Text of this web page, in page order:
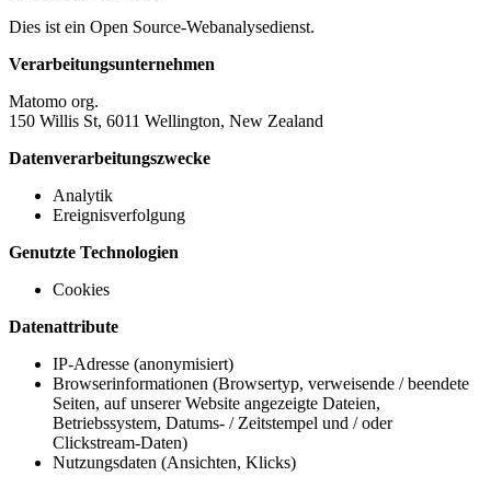
Dies ist ein Open Source-Webanalysedienst.
Verarbeitungsunternehmen
Matomo org.
150 Willis St, 6011 Wellington, New Zealand
Datenverarbeitungszwecke
Analytik
Ereignisverfolgung
Genutzte Technologien
Cookies
Datenattribute
IP-Adresse (anonymisiert)
Browserinformationen (Browsertyp, verweisende / beendete
Seiten, auf unserer Website angezeigte Dateien,
Betriebssystem, Datums- / Zeitstempel und / oder
Clickstream-Daten)
Nutzungsdaten (Ansichten, Klicks)